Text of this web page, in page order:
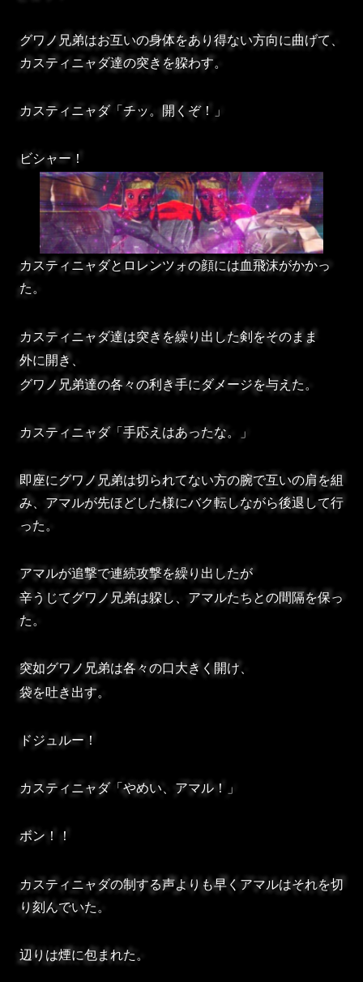
グワノ兄弟はお互いの身体をあり得ない方向に曲げて、
カスティニャダ達の突きを躱わす。
カスティニャダ「チッ。開くぞ！」
ビシャー！
カスティニャダとロレンツォの顔には血飛沫がかかっ
た。
カスティニャダ達は突きを繰り出した剣をそのまま
外に開き、
グワノ兄弟達の各々の利き手にダメージを与えた。
カスティニャダ「手応えはあったな。」
即座にグワノ兄弟は切られてない方の腕で互いの肩を組
み、アマルが先ほどした様にバク転しながら後退して行
った。
アマルが追撃で連続攻撃を繰り出したが
辛うじてグワノ兄弟は躱し、アマルたちとの間隔を保っ
た。
突如グワノ兄弟は各々の口大きく開け、
袋を吐き出す。
ドジュルー！
カスティニャダ「やめい、アマル！」
ボン！！
カスティニャダの制する声よりも早くアマルはそれを切
り刻んでいた。
辺りは煙に包まれた。